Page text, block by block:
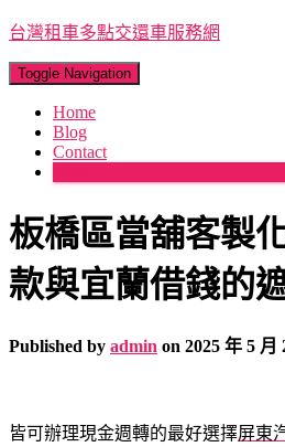
台灣租車多點交還車服務網
Toggle Navigation
Home
Blog
Contact
板橋區當舖客製
款與宜蘭借錢的
Published by admin on 2025 年 5 月
皆可辦理現金週轉的最好選擇屏東